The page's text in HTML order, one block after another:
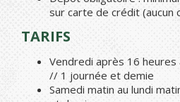
sur carte de crédit (aucun
TARIFS
Vendredi après 16 heures
// 1 journée et demie
Samedi matin au lundi